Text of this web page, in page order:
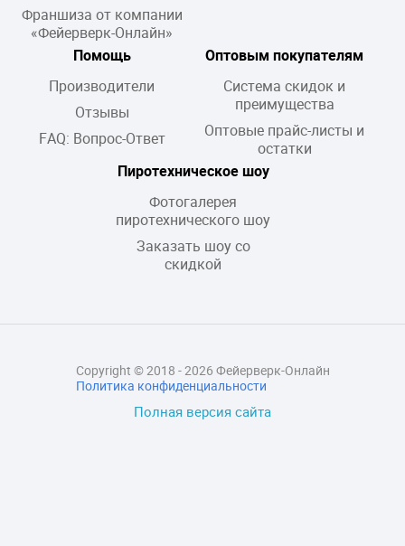
Франшиза от компании
«Фейерверк-Онлайн»
Помощь
Производители
Отзывы
FAQ: Вопрос-Ответ
Оптовым покупателям
Система скидок и
преимущества
Оптовые прайс-листы и
остатки
Пиротехническое шоу
Фотогалерея
пиротехнического шоу
Заказать шоу со
скидкой
Полная версия сайта
Copyright © 2018 - 2026 Фейерверк-Онлайн
Политика конфиденциальности